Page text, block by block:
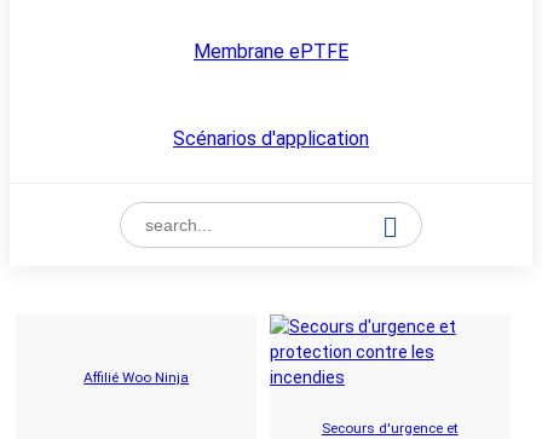
Membrane ePTFE
Scénarios d'application
Affilié Woo Ninja
Secours d'urgence et